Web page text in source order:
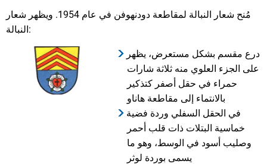
مُنح شعار النبالة لمقاطعة دودنهوفن في عام 1954. ويظهر شعار
النبالة:
درع مقسم بشكل مستعرض، يظهر
على الجزء العلوي منه ثلاثة شارات
حمراء في حقل أصفر كتذكير
بالانتماء إلى مقاطعة هاناو
في الحقل السفلي وردة فضية
خماسية البتلات ذات قلب أحمر
وصليب أسود في الوسط، وهو ما
يسمى بوردة لوثر